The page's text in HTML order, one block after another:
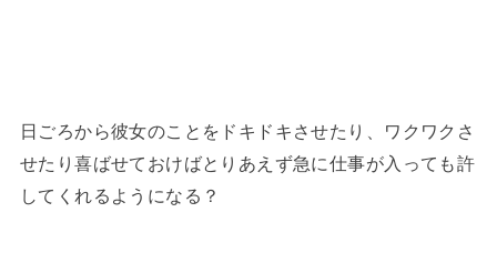
日ごろから彼女のことをドキドキさせたり、ワクワクさ
せたり喜ばせておけばとりあえず急に仕事が入っても許
してくれるようになる？